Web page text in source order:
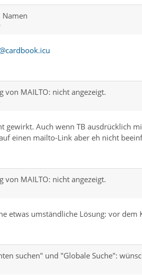
Namen
MAILTO: nicht angezeigt.
gewirkt. Auch wenn TB ausdrücklich
einen mailto-Link aber eh nicht
MAILTO: nicht angezeigt.
etwas umständliche Lösung: vor
suchen" und "Globale Suche":